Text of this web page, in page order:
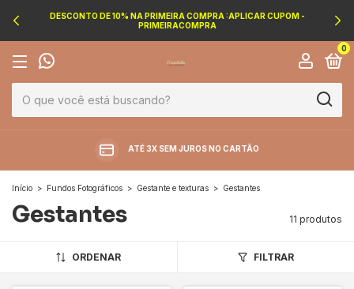
DESCONTO DE 10% NA PRIMEIRA COMPRA :APLICAR CUPOM -
PRIMEIRACOMPRA
0
ATÉ 3X SEM JUROS NO CARTÃO
Início > Fundos Fotográficos > Gestante e texturas > Gestantes
Gestantes 11 produtos
ORDENAR FILTRAR